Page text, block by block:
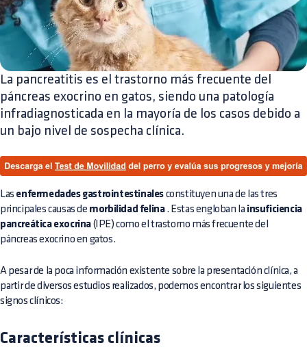
La pancreatitis es el trastorno más frecuente del
páncreas exocrino en gatos, siendo una patología
infradiagnosticada en la mayoría de los casos debido a
un bajo nivel de sospecha clínica.
Las enfermedades gastrointestinales constituyen una de las tres
principales causas de morbilidad felina. Estas engloban la insuficiencia
pancreática exocrina (IPE) como el trastorno más frecuente del
páncreas exocrino en gatos.
A pesar de la poca información existente sobre la presentación clínica, a
partir de diversos estudios realizados, podemos encontrar los siguientes
signos clínicos:
Características clínicas